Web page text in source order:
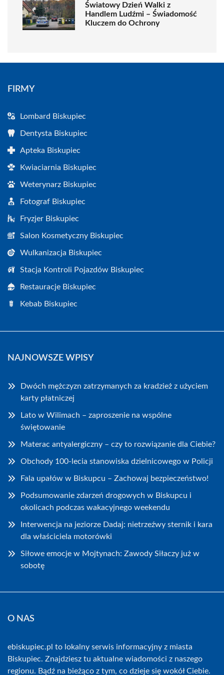
Światowy Dzień Walki z
Handlem Ludźmi – Świadomość
Kluczem do Ochrony
FIRMY
Lombard Biskupiec
Dentysta Biskupiec
Apteka Biskupiec
Kwiaciarnia Biskupiec
Weterynarz Biskupiec
Fotograf Biskupiec
Fryzjer Biskupiec
Salon Kosmetyczny Biskupiec
Wulkanizacja Biskupiec
Stacja Kontroli Pojazdów Biskupiec
Restauracje Biskupiec
Kebab Biskupiec
NAJNOWSZE WPISY
Dwóch mężczyzn zatrzymanych za kradzież z użyciem
karty płatniczej
Lato w Wilimach – zaproszenie na wspólne
świętowanie
Materac antyalergiczny – czy to rozwiązanie dla Ciebie?
Obchody 100-lecia stanowiska dzielnicowego w Policji
Fala upałów w Biskupcu – Zachowaj bezpieczeństwo!
Podsumowanie zdarzeń drogowych w Biskupcu i
okolicach podczas wakacyjnego weekendu
Interwencja na jeziorze Dadaj: nietrzeźwy sternik i kara
dla właściciela motorówki
Siłowe emocje w Mojtynach: Zawody Siłaczy już w
sobotę
O NAS
ebiskupiec.pl to lokalny serwis informacyjny z miasta
Biskupiec. Znajdziesz tu aktualne wiadomości z naszego
regionu. Bądź na bieżąco z tym, co dzieje się wokół Ciebie.